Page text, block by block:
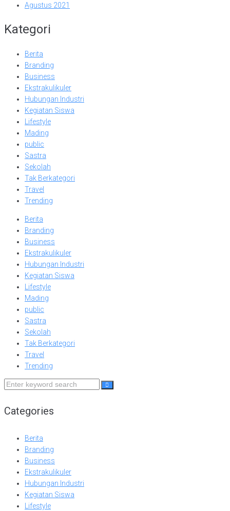
Agustus 2021
Kategori
Berita
Branding
Business
Ekstrakulikuler
Hubungan Industri
Kegiatan Siswa
Lifestyle
Mading
public
Sastra
Sekolah
Tak Berkategori
Travel
Trending
Berita
Branding
Business
Ekstrakulikuler
Hubungan Industri
Kegiatan Siswa
Lifestyle
Mading
public
Sastra
Sekolah
Tak Berkategori
Travel
Trending
Search
Categories
Berita
Branding
Business
Ekstrakulikuler
Hubungan Industri
Kegiatan Siswa
Lifestyle